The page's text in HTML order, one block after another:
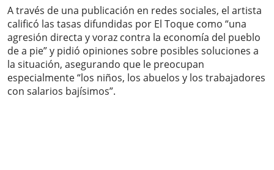
A través de una publicación en redes sociales, el artista
calificó las tasas difundidas por El Toque como “una
agresión directa y voraz contra la economía del pueblo
de a pie” y pidió opiniones sobre posibles soluciones a
la situación, asegurando que le preocupan
especialmente “los niños, los abuelos y los trabajadores
con salarios bajísimos”.